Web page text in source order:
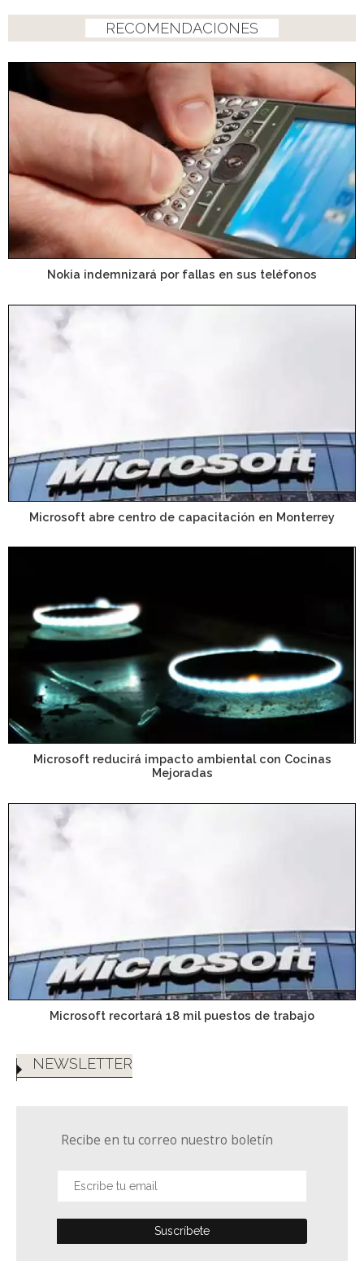
RECOMENDACIONES
Nokia indemnizará por fallas en sus teléfonos
Microsoft abre centro de capacitación en Monterrey
Microsoft reducirá impacto ambiental con Cocinas
Mejoradas
Microsoft recortará 18 mil puestos de trabajo
NEWSLETTER
Recibe en tu correo nuestro boletín